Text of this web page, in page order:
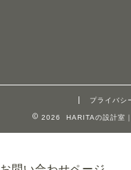
プライバシ
2026 HARITAの設計室｜